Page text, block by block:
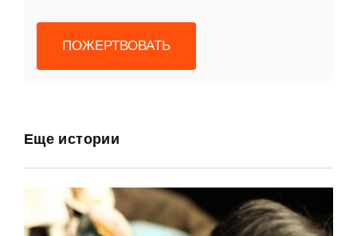
ПОЖЕРТВОВАТЬ
Еще истории